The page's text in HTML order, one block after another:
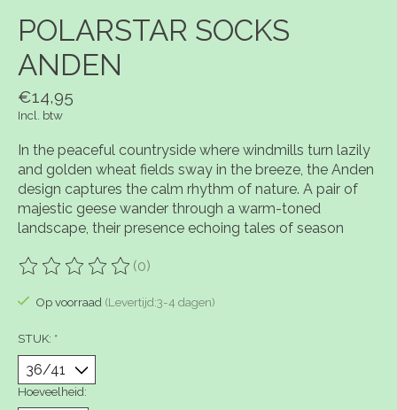
POLARSTAR SOCKS
ANDEN
€14,95
Incl. btw
In the peaceful countryside where windmills turn lazily
and golden wheat fields sway in the breeze, the Anden
design captures the calm rhythm of nature. A pair of
majestic geese wander through a warm-toned
landscape, their presence echoing tales of season
De beoordeling van dit product is
(0)
Op voorraad (Levertijd:3-4 dagen)
STUK: *
Hoeveelheid: